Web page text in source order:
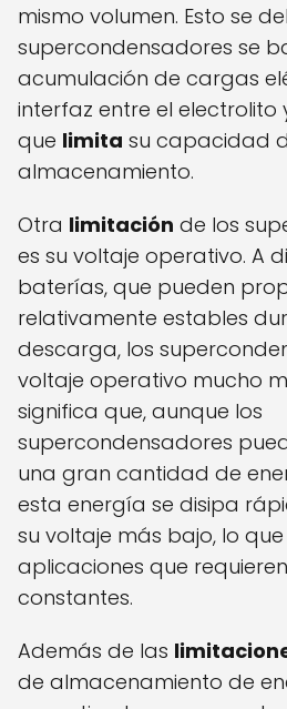
mismo volumen. Esto se
supercondensadores se
acumulación de cargas
interfaz entre el electrolito
que limita su capacidad
almacenamiento.
Otra limitación de los
es su voltaje operativo. A
baterías, que pueden
relativamente estables
descarga, los
voltaje operativo mucho
significa que, aunque los
supercondensadores
una gran cantidad de
esta energía se disipa
su voltaje más bajo, lo que
aplicaciones que
constantes.
Además de las
de almacenamiento de